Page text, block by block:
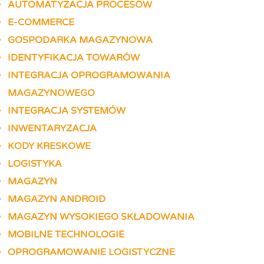
AUTOMATYZACJA PROCESÓW
E-COMMERCE
GOSPODARKA MAGAZYNOWA
IDENTYFIKACJA TOWARÓW
INTEGRACJA OPROGRAMOWANIA
MAGAZYNOWEGO
INTEGRACJA SYSTEMÓW
INWENTARYZACJA
KODY KRESKOWE
LOGISTYKA
MAGAZYN
MAGAZYN ANDROID
MAGAZYN WYSOKIEGO SKŁADOWANIA
MOBILNE TECHNOLOGIE
OPROGRAMOWANIE LOGISTYCZNE